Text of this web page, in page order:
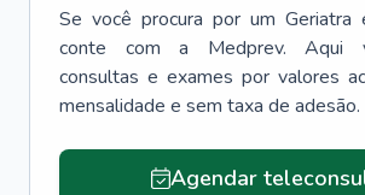
Se você procura por um Geriatra
conte com a Medprev. Aqui
consultas e exames por valores
mensalidade e sem taxa de adesão.
Agendar